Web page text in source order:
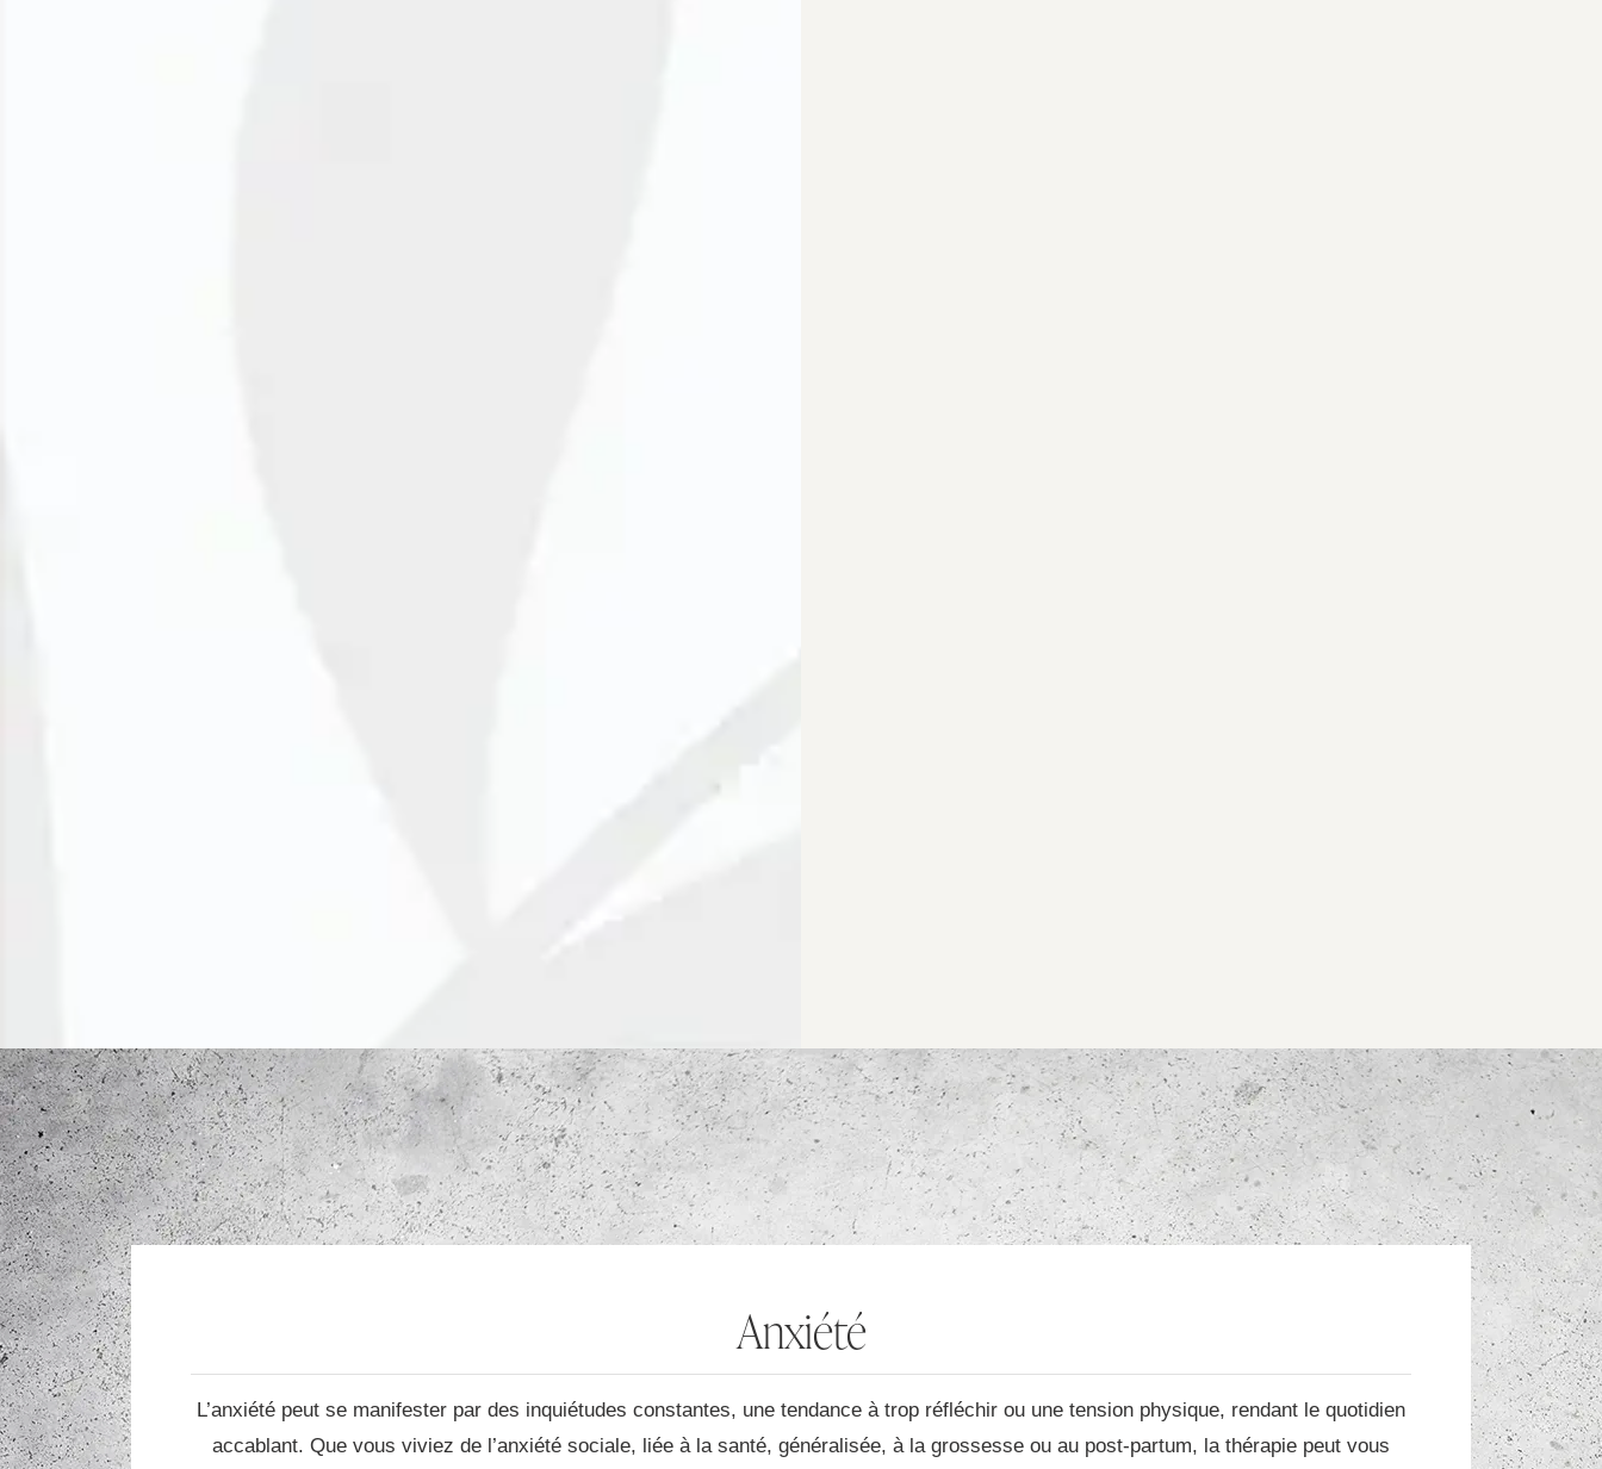
Anxiété
L’anxiété peut se manifester par des inquiétudes constantes, une tendance à trop réfléchir ou une tension physique, rendant le quotidien
accablant. Que vous viviez de l’anxiété sociale, liée à la santé, généralisée, à la grossesse ou au post-partum, la thérapie peut vous
La